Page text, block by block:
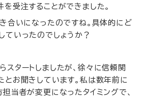
受注することができました。
合いになったのですね。具体的にど
ていったのでしょうか？
タートしましたが、徐々に信頼関
とお聞きしています。私は数年前に
当者が変更になったタイミングで、